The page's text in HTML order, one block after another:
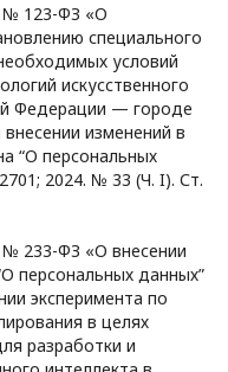
№ 123-ФЗ «О
специального
условий
искусственного
Федерации — городе
изменений в
“О персональных
2024. № 33 (Ч. I). Ст.
233-ФЗ «О внесении
персональных данных”
эксперимента по
в целях
разработки и